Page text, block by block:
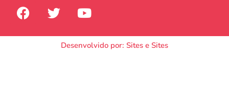
Desenvolvido por: Sites e Sites